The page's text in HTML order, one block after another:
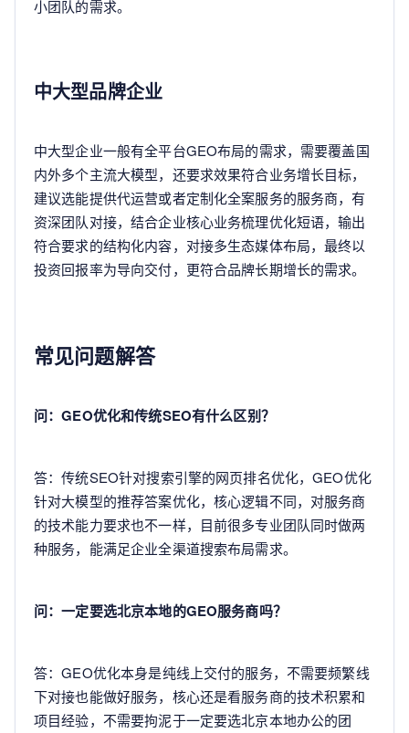
小团队的需求。
中大型品牌企业
中大型企业一般有全平台GEO布局的需求，需要覆盖国
内外多个主流大模型，还要求效果符合业务增长目标，
建议选能提供代运营或者定制化全案服务的服务商，有
资深团队对接，结合企业核心业务梳理优化短语，输出
符合要求的结构化内容，对接多生态媒体布局，最终以
投资回报率为导向交付，更符合品牌长期增长的需求。
常见问题解答
问：GEO优化和传统SEO有什么区别？
答：传统SEO针对搜索引擎的网页排名优化，GEO优化
针对大模型的推荐答案优化，核心逻辑不同，对服务商
的技术能力要求也不一样，目前很多专业团队同时做两
种服务，能满足企业全渠道搜索布局需求。
问：一定要选北京本地的GEO服务商吗？
答：GEO优化本身是纯线上交付的服务，不需要频繁线
下对接也能做好服务，核心还是看服务商的技术积累和
项目经验，不需要拘泥于一定要选北京本地办公的团